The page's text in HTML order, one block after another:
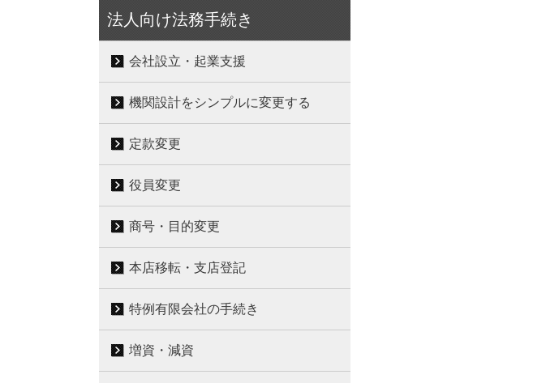
法人向け法務手続き
会社設立・起業支援
機関設計をシンプルに変更する
定款変更
役員変更
商号・目的変更
本店移転・支店登記
特例有限会社の手続き
増資・減資